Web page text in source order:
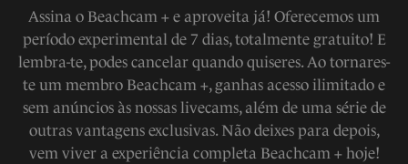
Assina o Beachcam + e aproveita já! Oferecemos um
período experimental de 7 dias, totalmente gratuito! E
lembra-te, podes cancelar quando quiseres. Ao tornares-
te um membro Beachcam +, ganhas acesso ilimitado e
sem anúncios às nossas livecams, além de uma série de
outras vantagens exclusivas. Não deixes para depois,
vem viver a experiência completa Beachcam + hoje!